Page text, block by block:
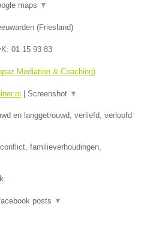
maps ▼
(Friesland)
01 15 93 83
Mediation & Coaching)
Screenshot ▼
en langgetrouwd, verliefd, verloofd
familieverhoudingen,
posts ▼